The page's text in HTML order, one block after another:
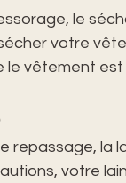
le
votre
le vêtement
repassage, la
votre